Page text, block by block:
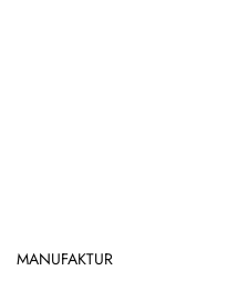
MANUFAKTUR